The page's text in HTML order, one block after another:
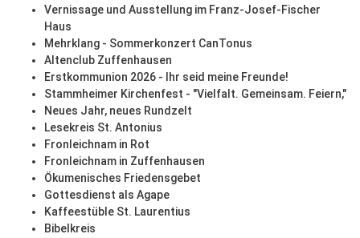
Vernissage und Ausstellung im Franz-Josef-Fischer
Haus
Mehrklang - Sommerkonzert CanTonus
Altenclub Zuffenhausen
Erstkommunion 2026 - Ihr seid meine Freunde!
Stammheimer Kirchenfest - "Vielfalt. Gemeinsam. Feiern,"
Neues Jahr, neues Rundzelt
Lesekreis St. Antonius
Fronleichnam in Rot
Fronleichnam in Zuffenhausen
Ökumenisches Friedensgebet
Gottesdienst als Agape
Kaffeestüble St. Laurentius
Bibelkreis